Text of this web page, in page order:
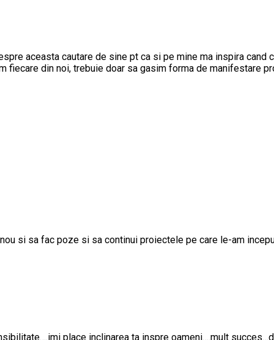
aceasta cautare de sine pt ca si pe mine ma inspira
fiecare din noi, trebuie doar sa gasim forma de manifestare
si sa fac poze si sa continui proiectele pe care le-am
place inclinarea ta inspre oameni….mult